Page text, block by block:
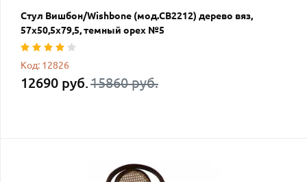
Стул Вишбон/Wishbone (мод.CB2212) дерево вяз,
57х50,5х79,5, темный орех №5
Код: 12826
12690 руб.15860 руб.